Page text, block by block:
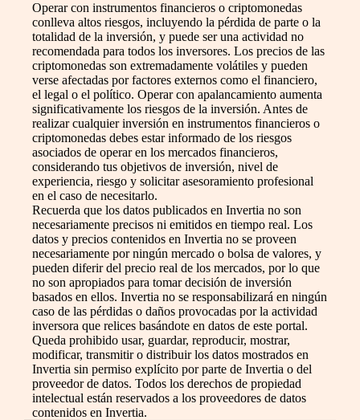
Operar con instrumentos financieros o criptomonedas
conlleva altos riesgos, incluyendo la pérdida de parte o la
totalidad de la inversión, y puede ser una actividad no
recomendada para todos los inversores. Los precios de las
criptomonedas son extremadamente volátiles y pueden
verse afectadas por factores externos como el financiero,
el legal o el político. Operar con apalancamiento aumenta
significativamente los riesgos de la inversión. Antes de
realizar cualquier inversión en instrumentos financieros o
criptomonedas debes estar informado de los riesgos
asociados de operar en los mercados financieros,
considerando tus objetivos de inversión, nivel de
experiencia, riesgo y solicitar asesoramiento profesional
en el caso de necesitarlo.
Recuerda que los datos publicados en Invertia no son
necesariamente precisos ni emitidos en tiempo real. Los
datos y precios contenidos en Invertia no se proveen
necesariamente por ningún mercado o bolsa de valores, y
pueden diferir del precio real de los mercados, por lo que
no son apropiados para tomar decisión de inversión
basados en ellos. Invertia no se responsabilizará en ningún
caso de las pérdidas o daños provocadas por la actividad
inversora que relices basándote en datos de este portal.
Queda prohibido usar, guardar, reproducir, mostrar,
modificar, transmitir o distribuir los datos mostrados en
Invertia sin permiso explícito por parte de Invertia o del
proveedor de datos. Todos los derechos de propiedad
intelectual están reservados a los proveedores de datos
contenidos en Invertia.